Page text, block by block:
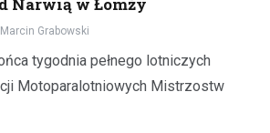
Marcin Grabowski
tygodnia pełnego lotniczych
Motoparalotniowych Mistrzostw